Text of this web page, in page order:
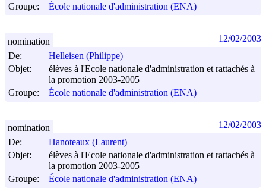
Groupe:
École nationale d'administration (ENA)
De:
Helleisen (Philippe)
Objet:
élèves à l'Ecole nationale d'administration et rattachés à
la promotion 2003-2005
Groupe:
École nationale d'administration (ENA)
nomination 12/02/2003
De:
Hanoteaux (Laurent)
Objet:
élèves à l'Ecole nationale d'administration et rattachés à
la promotion 2003-2005
Groupe:
École nationale d'administration (ENA)
nomination 12/02/2003